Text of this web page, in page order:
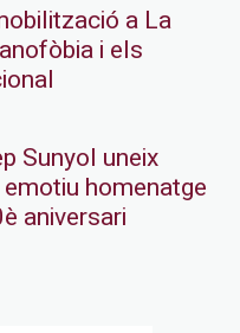
a La
i els
Sunyol uneix
homenatge
aniversari